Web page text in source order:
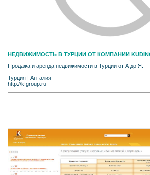
НЕДВИЖИМОСТЬ В ТУРЦИИ ОТ КОМПАНИИ
Продажа и аренда недвижимости в Турции от А до Я.
Турция | Анталия
http://kfgroup.ru